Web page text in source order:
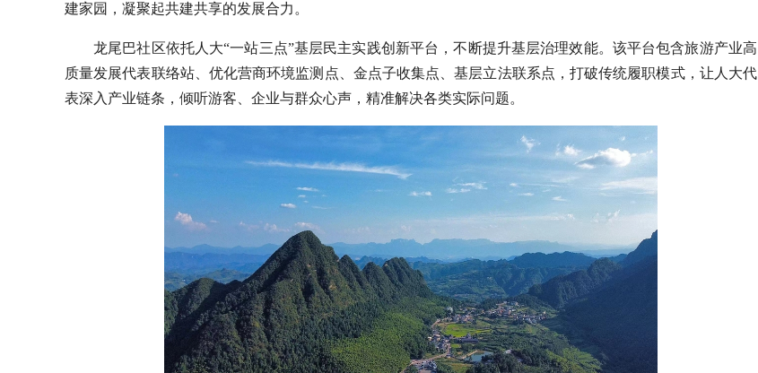
建家园，凝聚起共建共享的发展合力。
龙尾巴社区依托人大“一站三点”基层民主实践创新平台，不断提升基层治理效能。该平台包含旅游产业高
质量发展代表联络站、优化营商环境监测点、金点子收集点、基层立法联系点，打破传统履职模式，让人大代
表深入产业链条，倾听游客、企业与群众心声，精准解决各类实际问题。